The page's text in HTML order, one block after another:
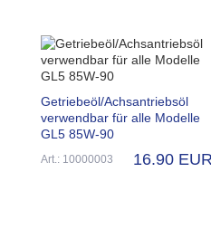
Getriebeöl/Achsantriebsöl
verwendbar für alle Modelle
GL5 85W-90
Art.: 10000003 16.90